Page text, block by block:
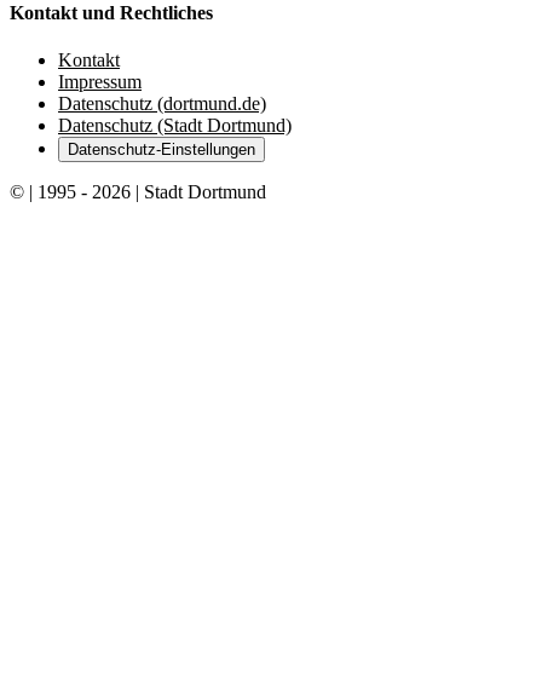
Kontakt und Rechtliches
Kontakt
Impressum
Datenschutz (dortmund.de)
Datenschutz (Stadt Dortmund)
Datenschutz-Einstellungen
© | 1995 - 2026 | Stadt Dortmund